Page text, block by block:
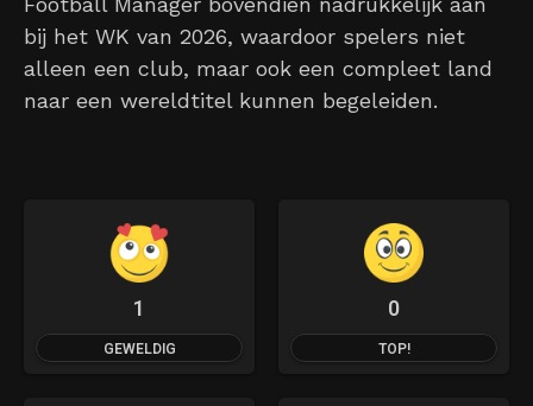
bij het WK van 2026, waardoor spelers niet
alleen een club, maar ook een compleet land
naar een wereldtitel kunnen begeleiden.
1
GEWELDIG
0
TOP!